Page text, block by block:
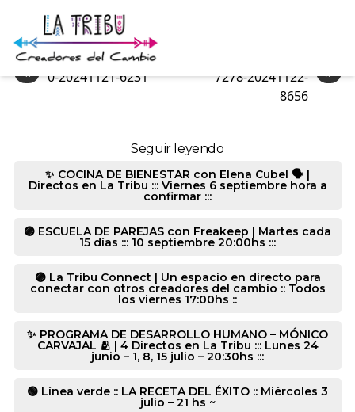
« 0-20241121-6231 »
7278-20241122-
8656
Seguir leyendo
✨ COCINA DE BIENESTAR con Elena Cubel 🗣️ |
Directos en La Tribu ::: Viernes 6 septiembre hora a
confirmar :::
🟣 ESCUELA DE PAREJAS con Freakeep | Martes cada
15 días ::: 10 septiembre 20:00hs :::
🟣 La Tribu Connect | Un espacio en directo para
conectar con otros creadores del cambio :: Todos
los viernes 17:00hs ::
✨ PROGRAMA DE DESARROLLO HUMANO – MÓNICO
CARVAJAL 🫂 | 4 Directos en La Tribu ::: Lunes 24
junio – 1, 8, 15 julio – 20:30hs :::
🟢 Línea verde :: LA RECETA DEL ÉXITO :: Miércoles 3
julio – 21 hs ~